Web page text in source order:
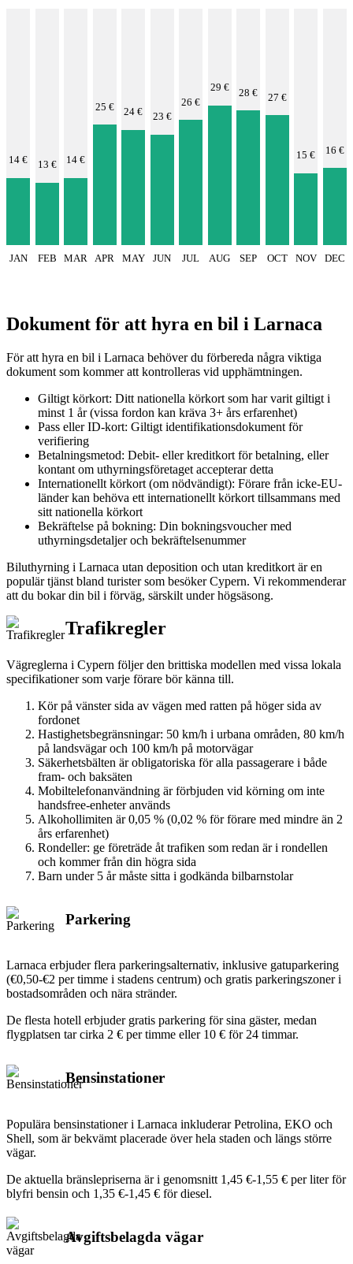
14 €
JAN
13 €
FEB
14 €
MAR
25 €
APR
24 €
MAY
23 €
JUN
26 €
JUL
29 €
AUG
28 €
SEP
27 €
OCT
15 €
NOV
16 €
DEC
Dokument för att hyra en bil i Larnaca
För att hyra en bil i Larnaca behöver du förbereda några viktiga
dokument som kommer att kontrolleras vid upphämtningen.
Giltigt körkort: Ditt nationella körkort som har varit giltigt i
minst 1 år (vissa fordon kan kräva 3+ års erfarenhet)
Pass eller ID-kort: Giltigt identifikationsdokument för
verifiering
Betalningsmetod: Debit- eller kreditkort för betalning, eller
kontant om uthyrningsföretaget accepterar detta
Internationellt körkort (om nödvändigt): Förare från icke-EU-
länder kan behöva ett internationellt körkort tillsammans med
sitt nationella körkort
Bekräftelse på bokning: Din bokningsvoucher med
uthyrningsdetaljer och bekräftelsenummer
Biluthyrning i Larnaca utan deposition och utan kreditkort är en
populär tjänst bland turister som besöker Cypern. Vi rekommenderar
att du bokar din bil i förväg, särskilt under högsäsong.
Trafikregler
Vägreglerna i Cypern följer den brittiska modellen med vissa lokala
specifikationer som varje förare bör känna till.
Kör på vänster sida av vägen med ratten på höger sida av
fordonet
Hastighetsbegränsningar: 50 km/h i urbana områden, 80 km/h
på landsvägar och 100 km/h på motorvägar
Säkerhetsbälten är obligatoriska för alla passagerare i både
fram- och baksäten
Mobiltelefonanvändning är förbjuden vid körning om inte
handsfree-enheter används
Alkohollimiten är 0,05 % (0,02 % för förare med mindre än 2
års erfarenhet)
Rondeller: ge företräde åt trafiken som redan är i rondellen
och kommer från din högra sida
Barn under 5 år måste sitta i godkända bilbarnstolar
Parkering
Larnaca erbjuder flera parkeringsalternativ, inklusive gatuparkering
(€0,50-€2 per timme i stadens centrum) och gratis parkeringszoner i
bostadsområden och nära stränder.
De flesta hotell erbjuder gratis parkering för sina gäster, medan
flygplatsen tar cirka 2 € per timme eller 10 € för 24 timmar.
Bensinstationer
Populära bensinstationer i Larnaca inkluderar Petrolina, EKO och
Shell, som är bekvämt placerade över hela staden och längs större
vägar.
De aktuella bränslepriserna är i genomsnitt 1,45 €-1,55 € per liter för
blyfri bensin och 1,35 €-1,45 € för diesel.
Avgiftsbelagda vägar